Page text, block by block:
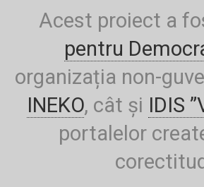
Acest proiect a
pentru
organizația non-
INEKO, cât și IDIS
portalelor